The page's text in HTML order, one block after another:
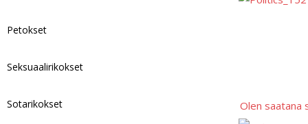
Olen saatana
Petokset
Seksuaalirikokset
Sotarikokset